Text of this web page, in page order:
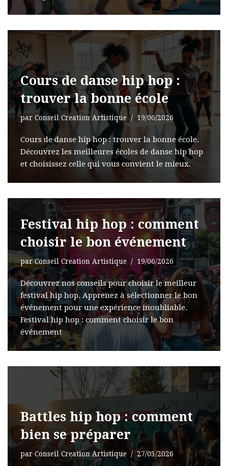
Cours de danse hip hop :
trouver la bonne école
par Conseil Creation Artistique 19/06/2026
Cours de danse hip hop : trouver la bonne école.
Découvrez les meilleures écoles de danse hip hop
et choisissez celle qui vous convient le mieux.
Festival hip hop : comment
choisir le bon événement
parConseil Creation Artistique 19/06/2026
Découvrez nos conseils pour choisir le meilleur
festival hip hop. Apprenez à sélectionner le bon
événement pour une expérience inoubliable.
Festival hip hop : comment choisir le bon
événement
Battles hip hop : comment
bien se préparer
par Conseil Creation Artistique 27/05/2026